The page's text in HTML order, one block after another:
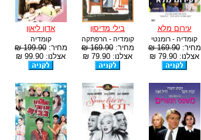
עירום מלא
קומדיה - רומנטי
מחיר:169.90 ₪
אצלנו: 79.90 ₪
בילי מדיסון
קומדיה - הרפתקה
מחיר:169.90 ₪
אצלנו: 79.90 ₪
אדון ליאון
קומדיה
מחיר:199.90 ₪
אצלנו: 99.90 ₪